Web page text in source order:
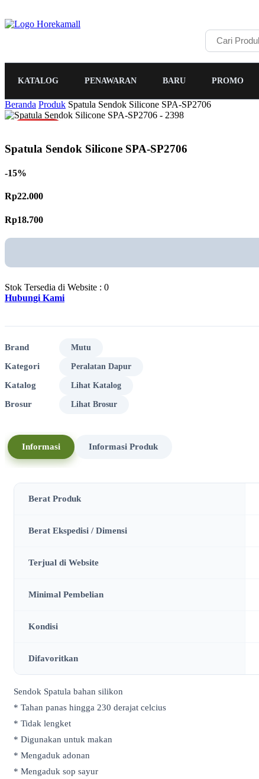
KATALOG PENAWARAN BARU PROMO
Beranda Produk Spatula Sendok Silicone SPA-SP2706
Spatula Sendok Silicone SPA-SP2706
-15%
Rp22.000
Rp18.700
Stok Tersedia di Website : 0
Hubungi Kami
Brand Mutu
Kategori Peralatan Dapur
Katalog Lihat Katalog
Brosur Lihat Brosur
Informasi Informasi Produk
Berat Produk
Berat Ekspedisi / Dimensi
Terjual di Website
Minimal Pembelian
Kondisi
Difavoritkan
Sendok Spatula bahan silikon
* Tahan panas hingga 230 derajat celcius
* Tidak lengket
* Digunakan untuk makan
* Mengaduk adonan
* Mengaduk sop sayur